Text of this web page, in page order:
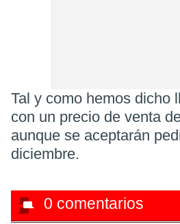
Tal y como hemos dicho
con un precio de venta
aunque se aceptarán
diciembre.
0 comentarios